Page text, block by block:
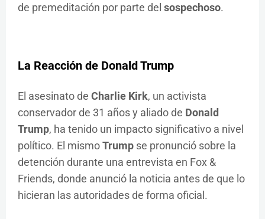
de premeditación por parte del sospechoso.
La Reacción de Donald Trump
El asesinato de Charlie Kirk, un activista
conservador de 31 años y aliado de Donald
Trump, ha tenido un impacto significativo a nivel
político. El mismoTrump se pronunció sobre la
detención durante una entrevista en Fox &
Friends, donde anunció la noticia antes de que lo
hicieran las autoridades de forma oficial.